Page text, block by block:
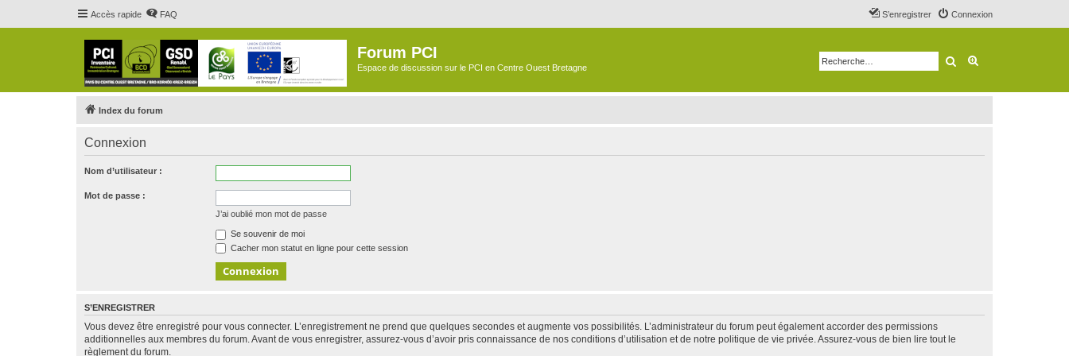
Accès rapide FAQ Connexion
S’enregistrer
Forum PCI
Espace de discussion sur le PCI en Centre Ouest Bretagne Rechercher
Index du forum
Connexion
Nom d’utilisateur :
Mot de passe :
J’ai oublié mon mot de passe
Se souvenir de moi
Cacher mon statut en ligne pour cette session
S’ENREGISTRER
Vous devez être enregistré pour vous connecter. L’enregistrement ne prend que quelques secondes et augmente vos possibilités. L’administrateur du forum peut également accorder des permissions
additionnelles aux membres du forum. Avant de vous enregistrer, assurez-vous d’avoir pris connaissance de nos conditions d’utilisation et de notre politique de vie privée. Assurez-vous de bien lire tout le
règlement du forum.